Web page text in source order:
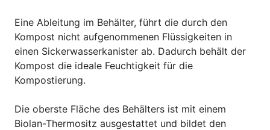
Eine Ableitung im Behälter, führt die durch den
Kompost nicht aufgenommenen Flüssigkeiten in
einen Sickerwasserkanister ab. Dadurch behält der
Kompost die ideale Feuchtigkeit für die
Kompostierung.
Die oberste Fläche des Behälters ist mit einem
Biolan-Thermositz ausgestattet und bildet den